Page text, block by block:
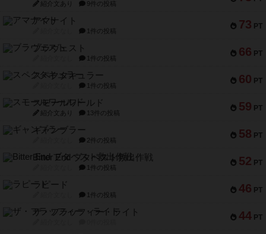
紹介文あり 9件の投稿
73 PT
アマナイト
1件の投稿
66 PT
ブラヴェスト
1件の投稿
60 PT
スペクタキュラー
1件の投稿
59 PT
スモールワールド
紹介文あり 13件の投稿
58 PT
ギャンブラー
2件の投稿
52 PT
Bitter End ブタペスト救出作戦
1件の投稿
46 PT
ラピード
1件の投稿
44 PT
ザ・フラッフィー・ライト